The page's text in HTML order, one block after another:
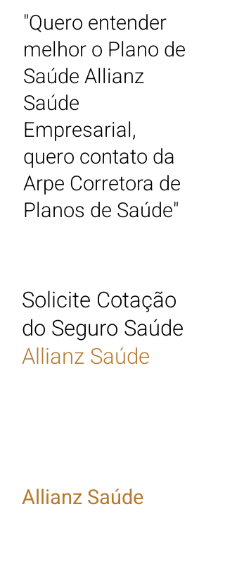
"Quero entender
melhor o Plano de
SaúdeAllianz
Saúde
Empresarial,
quero contato da
Arpe Corretora de
Planos de Saúde"
Solicite Cotação
do Seguro Saúde
Allianz Saúde
Allianz Saúde